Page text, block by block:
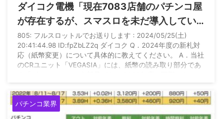
ダイコク電機「現在7083店舗のパチンコ屋
が存在するが、スマスロを未だ導入してい
ないホールが500店舗強はあり、新紙幣対
応への投資増を考えると店舗の減少傾向は
今期も継続する」
805: フルスロットルでお送りします : 2024/05/25(土)
20:41:44.98 ID:fpZbLZ2q ダイコク Q．2024年度の新札対
応（紙幣変更）について具体的に教えてください。 A．当社
のCRユニット「VEGASIA」には、紙幣の読み取り部分であ
字については未定ですが、特需として期待しています。 Q．
業績予想に「２０２４年７月の新紙幣発行によりカードユニ
ット等の設備更新需 ...
パチンコ業界